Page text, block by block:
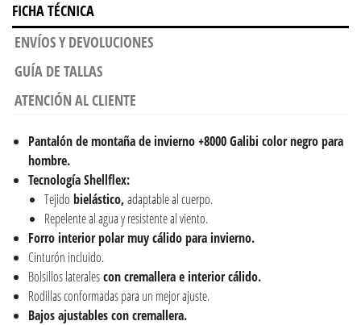
FICHA TÉCNICA
ENVÍOS Y DEVOLUCIONES
GUÍA DE TALLAS
ATENCIÓN AL CLIENTE
Pantalón de montaña de invierno +8000 Galibi color negro para
hombre.
Tecnología Shellflex:
Tejido bielástico,adaptable al cuerpo.
Repelente al agua y resistente al viento.
Forro interior polar muy cálido para invierno.
Cinturón incluido.
Bolsillos lateralescon cremallera e interior cálido.
Rodillas conformadas para un mejor ajuste.
Bajos ajustables con cremallera.